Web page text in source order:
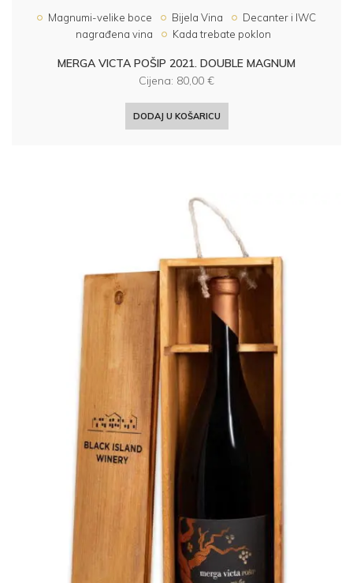
Magnumi-velike boce Bijela Vina
Decanter i IWC
nagrađena vina
Kada trebate poklon
MERGA VICTA POŠIP 2021. DOUBLE MAGNUM
Cijena: 80,00 €
DODAJ U KOŠARICU